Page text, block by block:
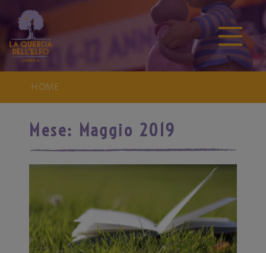
HOME
Mese: Maggio 2019